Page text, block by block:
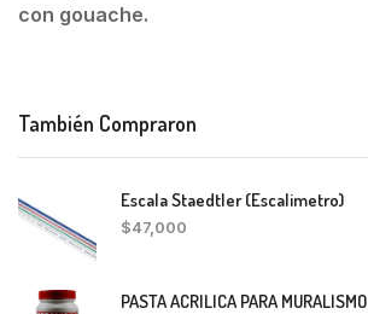
con gouache.
También Compraron
Escala Staedtler (Escalimetro)
$47,000
PASTA ACRILICA PARA